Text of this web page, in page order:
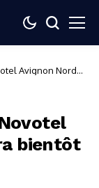
Avignon Nord
bientôt